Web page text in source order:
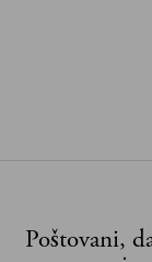
Poštovani,